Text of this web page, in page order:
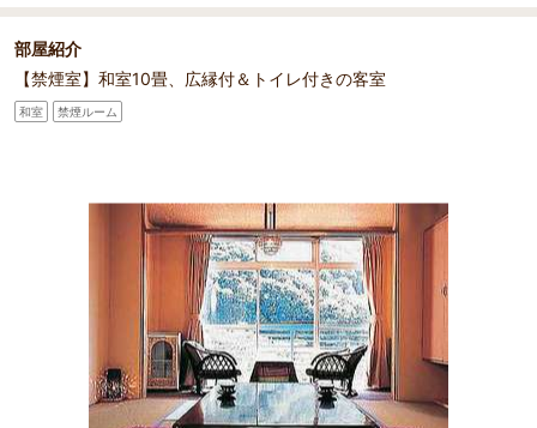
部屋紹介
【禁煙室】和室10畳、広縁付＆トイレ付きの客室
和室 禁煙ルーム